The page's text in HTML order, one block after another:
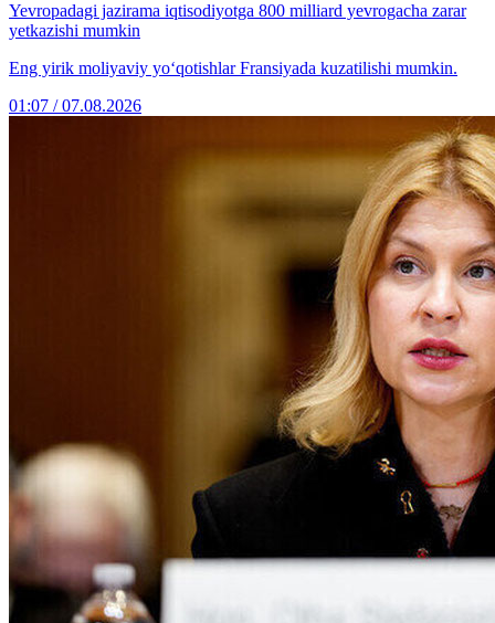
Yevropadagi jazirama iqtisodiyotga 800 milliard yevrogacha zarar
yetkazishi mumkin
Eng yirik moliyaviy yo‘qotishlar Fransiyada kuzatilishi mumkin.
01:07 / 07.08.2026